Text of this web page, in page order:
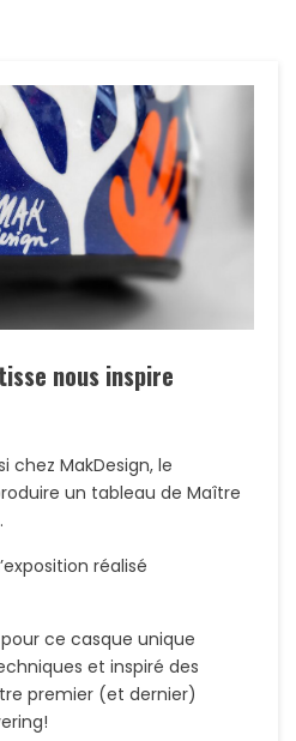
nous inspire
chez MakDesign, le
un tableau de Maître
réalisé
ce casque unique
et inspiré des
premier (et dernier)